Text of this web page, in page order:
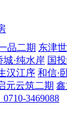
品二期 东津
城·纯水岸 国
汉江序 和信·
元云筑二期
3469088